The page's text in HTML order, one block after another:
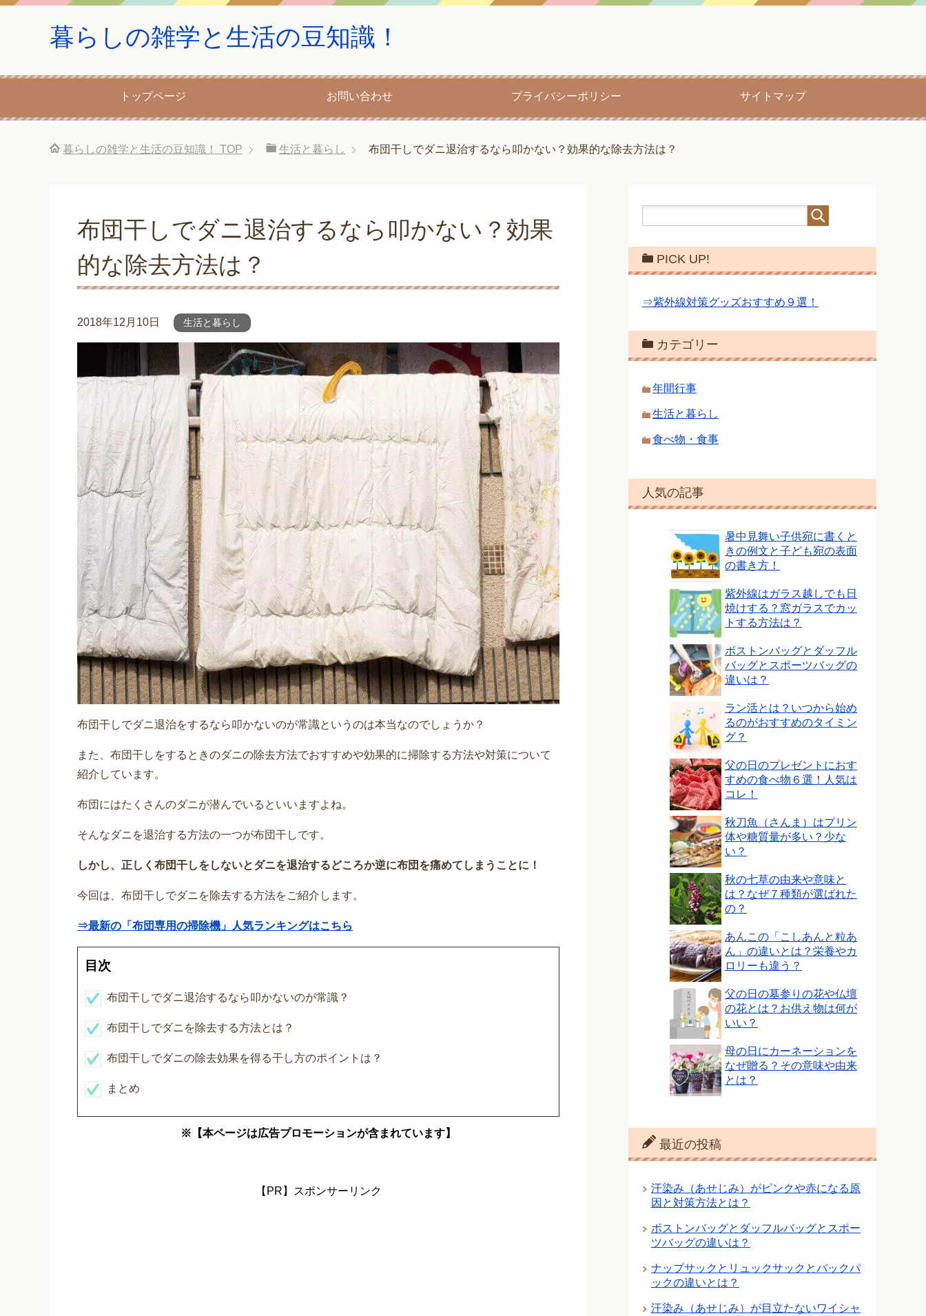
暮らしの雑学と生活の豆知識！
トップページ お問い合わせ プライバシーポリシー サイトマップ
暮らしの雑学と生活の豆知識！ TOP 生活と暮らし 布団干しでダニ退治するなら叩かない？効果的な除去方法は？
布団干しでダニ退治するなら叩かない？効果
的な除去方法は？
2018年12月10日 生活と暮らし
布団干しでダニ退治をするなら叩かないのが常識というのは本当なのでしょうか？
また、布団干しをするときのダニの除去方法でおすすめや効果的に掃除する方法や対策について
紹介しています。
布団にはたくさんのダニが潜んでいるといいますよね。
そんなダニを退治する方法の一つが布団干しです。
しかし、正しく布団干しをしないとダニを退治するどころか逆に布団を痛めてしまうことに！
今回は、布団干しでダニを除去する方法をご紹介します。
⇒最新の「布団専用の掃除機」人気ランキングはこちら
目次
布団干しでダニ退治するなら叩かないのが常識？
布団干しでダニを除去する方法とは？
布団干しでダニの除去効果を得る干し方のポイントは？
まとめ
※【本ページは広告プロモーションが含まれています】
【PR】スポンサーリンク
PICK UP!
⇒紫外線対策グッズおすすめ９選！
カテゴリー
年間行事
生活と暮らし
食べ物・食事
人気の記事
暑中見舞い子供宛に書くと
きの例文と子ども宛の表面
の書き方！
紫外線はガラス越しでも日
焼けする？窓ガラスでカッ
トする方法は？
ボストンバッグとダッフル
バッグとスポーツバッグの
違いは？
ラン活とは？いつから始め
るのがおすすめのタイミン
グ？
父の日のプレゼントにおす
すめの食べ物６選！人気は
コレ！
秋刀魚（さんま）はプリン
体や糖質量が多い？少な
い？
秋の七草の由来や意味と
は？なぜ７種類が選ばれた
の？
あんこの「こしあんと粒あ
ん」の違いとは？栄養やカ
ロリーも違う？
父の日の墓参りの花や仏壇
の花とは？お供え物は何が
いい？
母の日にカーネーションを
なぜ贈る？その意味や由来
とは？
最近の投稿
汗染み（あせじみ）がピンクや赤になる原
因と対策方法とは？
ボストンバッグとダッフルバッグとスポー
ツバッグの違いは？
ナップサックとリュックサックとバックパ
ックの違いとは？
汗染み（あせじみ）が目立たないワイシャ